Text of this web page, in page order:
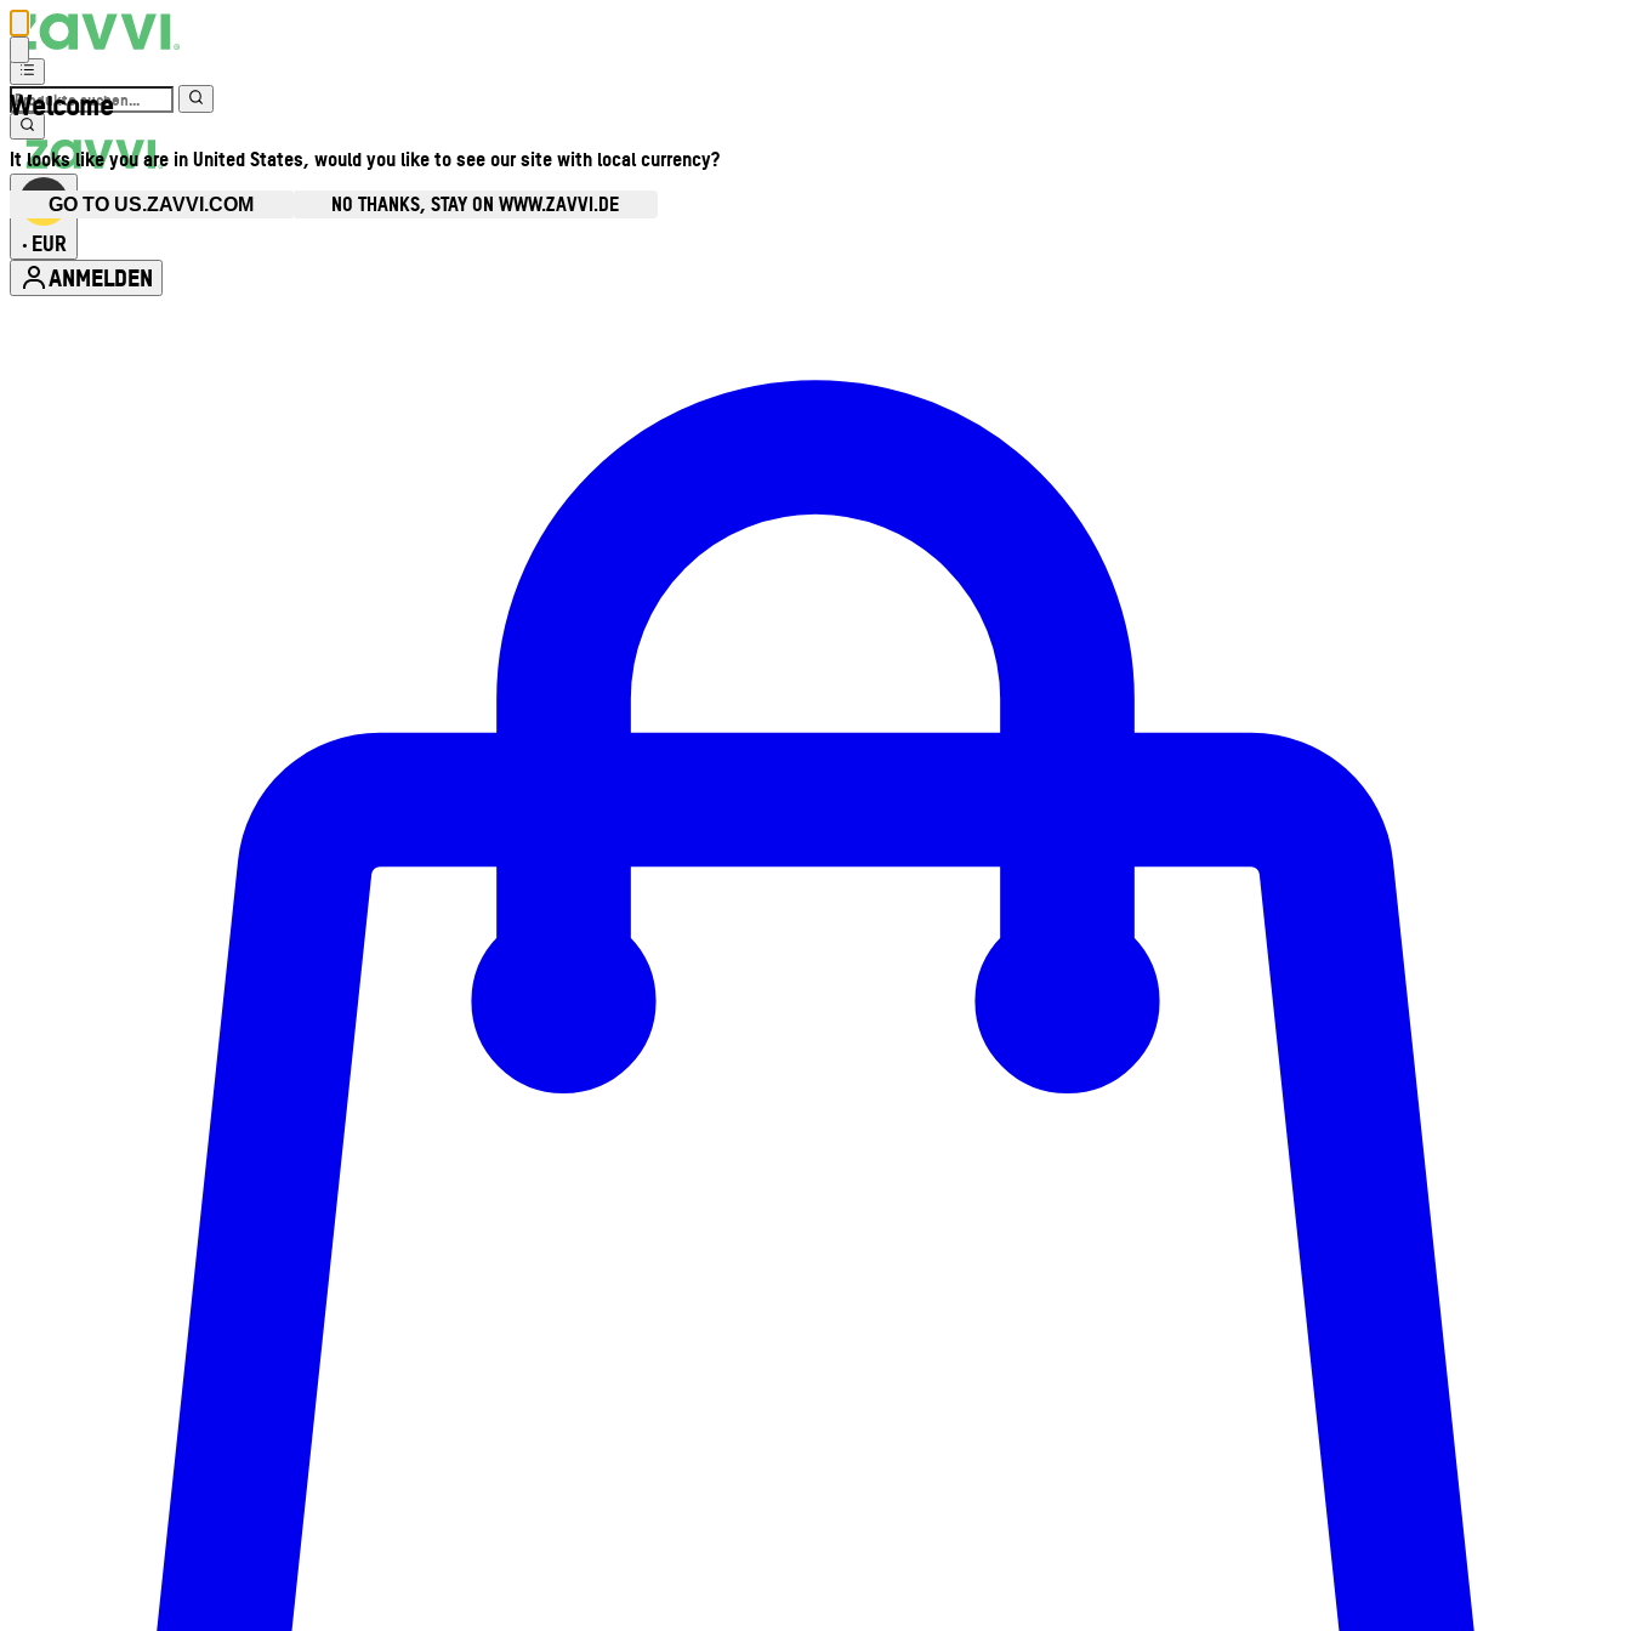
Welcome
It looks like you are in United States, would you like to see our site with local currency?
GO TO US.ZAVVI.COM NO THANKS, STAY ON WWW.ZAVVI.DE
• EUR
ANMELDEN